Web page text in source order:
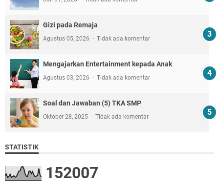
Gizi pada Remaja
Agustus 05, 2026 Tidak ada komentar
Mengajarkan Entertainment kepada Anak
Agustus 03, 2026 Tidak ada komentar
Soal dan Jawaban (5) TKA SMP
Oktober 28, 2025 Tidak ada komentar
STATISTIK
152007